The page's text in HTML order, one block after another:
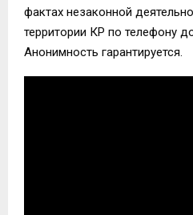
фактах незаконной
территории КР по телефону
Анонимность гарантируется.